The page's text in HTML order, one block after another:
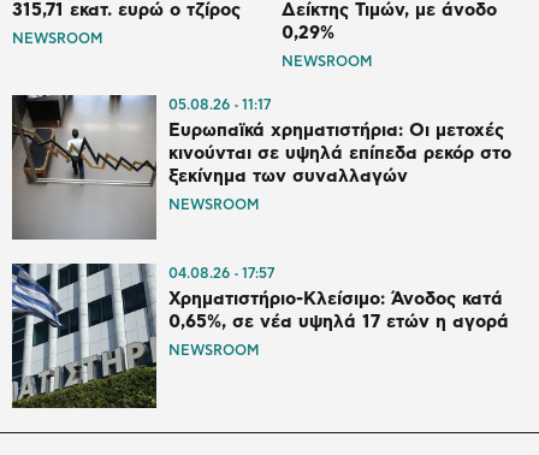
315,71 εκατ. ευρώ ο τζίρος
NEWSROOM
Δείκτης Τιμών, με άνοδο
0,29%
NEWSROOM
05.08.26 11:17
Ευρωπαϊκά χρηματιστήρια: Οι μετοχές
κινούνται σε υψηλά επίπεδα ρεκόρ στο
ξεκίνημα των συναλλαγών
NEWSROOM
04.08.26 17:57
Χρηματιστήριο-Κλείσιμο: Άνοδος κατά
0,65%, σε νέα υψηλά 17 ετών η αγορά
NEWSROOM